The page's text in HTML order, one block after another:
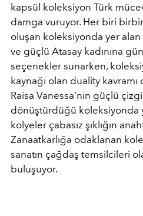
kapsül koleksiyon Türk
damga vuruyor. Her biri
oluşan koleksiyonda yer
ve güçlü Atasay kadınına
seçenekler sunarken,
kaynağı olan duality kavramı
Raisa Vanessa’nın güçlü
dönüştürdüğü koleksiyonda
kolyeler çabasız şıklığın
Zanaatkarlığa odaklanan
sanatın çağdaş temsilcileri
buluşuyor.